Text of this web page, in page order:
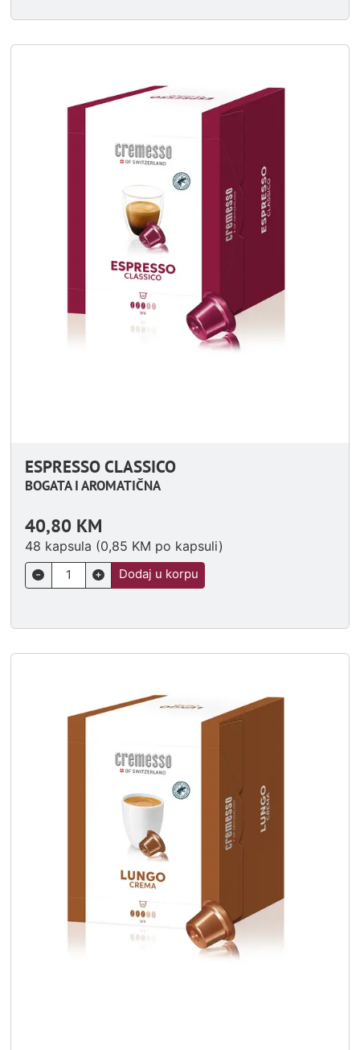
ESPRESSO CLASSICO
BOGATA I AROMATIČNA
40,80 KM
48 kapsula (0,85 KM po kapsuli)
Dodaj u korpu